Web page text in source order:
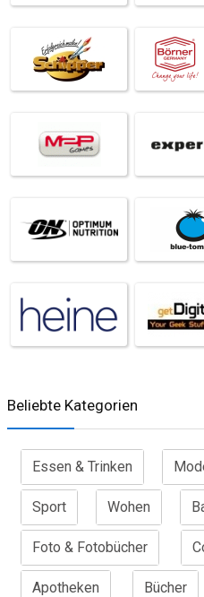
Beliebte Kategorien
Essen & Trinken
Sport Wohen
Foto & Fotobücher
Apotheken Bücher